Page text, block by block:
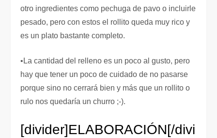
otro ingredientes como pechuga de pavo o incluirle
pesado, pero con estos el rollito queda muy rico y
es un plato bastante completo.
•La cantidad del relleno es un poco al gusto, pero
hay que tener un poco de cuidado de no pasarse
porque sino no cerrará bien y más que un rollito o
rulo nos quedaría un churro ;-).
[divider]ELABORACIÓN[/divi